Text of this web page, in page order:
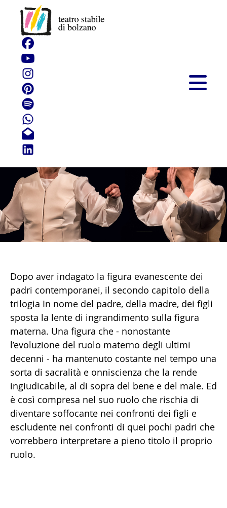
Della Madre
Dopo aver indagato la figura evanescente dei
padri contemporanei, il secondo capitolo della
trilogia In nome del padre, della madre, dei figli
sposta la lente di ingrandimento sulla figura
materna. Una figura che - nonostante
l’evoluzione del ruolo materno degli ultimi
decenni - ha mantenuto costante nel tempo una
sorta di sacralità e onniscienza che la rende
ingiudicabile, al di sopra del bene e del male. Ed
è così compresa nel suo ruolo che rischia di
diventare soffocante nei confronti dei figli e
escludente nei confronti di quei pochi padri che
vorrebbero interpretare a pieno titolo il proprio
ruolo.